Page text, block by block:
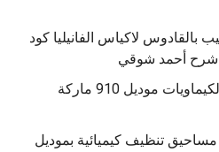
بالقادوس لاكياس الفانيليا كود
مكنة خلاط بودر لشركات الكيماويات موديل 910 ماركة
تنظيف كيميائية بموديل